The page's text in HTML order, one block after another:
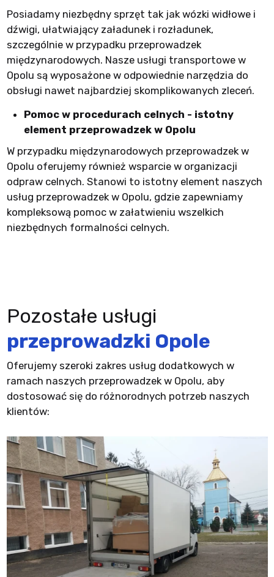
Posiadamy niezbędny sprzęt tak jak wózki widłowe i
dźwigi, ułatwiający załadunek i rozładunek,
szczególnie w przypadku przeprowadzek
międzynarodowych. Nasze usługi transportowe w
Opolu są wyposażone w odpowiednie narzędzia do
obsługi nawet najbardziej skomplikowanych zleceń.
Pomoc w procedurach celnych - istotny
element przeprowadzek w Opolu
W przypadku międzynarodowych przeprowadzek w
Opolu oferujemy również wsparcie w organizacji
odpraw celnych. Stanowi to istotny element naszych
usług przeprowadzek w Opolu, gdzie zapewniamy
kompleksową pomoc w załatwieniu wszelkich
niezbędnych formalności celnych.
Pozostałe usługi
przeprowadzki Opole
Oferujemy szeroki zakres usług dodatkowych w
ramach naszych przeprowadzek w Opolu, aby
dostosować się do różnorodnych potrzeb naszych
klientów: